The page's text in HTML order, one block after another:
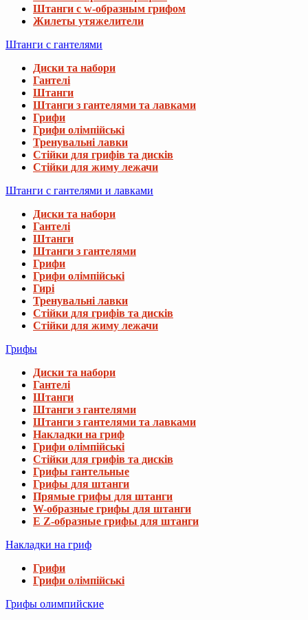
Штанги с w-образным грифом
Жилеты утяжелители
Штанги с гантелями
Диски та набори
Гантелі
Штанги
Штанги з гантелями та лавками
Грифи
Грифи олімпійські
Тренувальні лавки
Стійки для грифів та дисків
Стійки для жиму лежачи
Штанги с гантелями и лавками
Диски та набори
Гантелі
Штанги
Штанги з гантелями
Грифи
Грифи олімпійські
Гирі
Тренувальні лавки
Стійки для грифів та дисків
Стійки для жиму лежачи
Грифы
Диски та набори
Гантелі
Штанги
Штанги з гантелями
Штанги з гантелями та лавками
Накладки на гриф
Грифи олімпійські
Стійки для грифів та дисків
Грифы гантельные
Грифы для штанги
Прямые грифы для штанги
W-образные грифы для штанги
E Z-образные грифы для штанги
Накладки на гриф
Грифи
Грифи олімпійські
Грифы олимпийские